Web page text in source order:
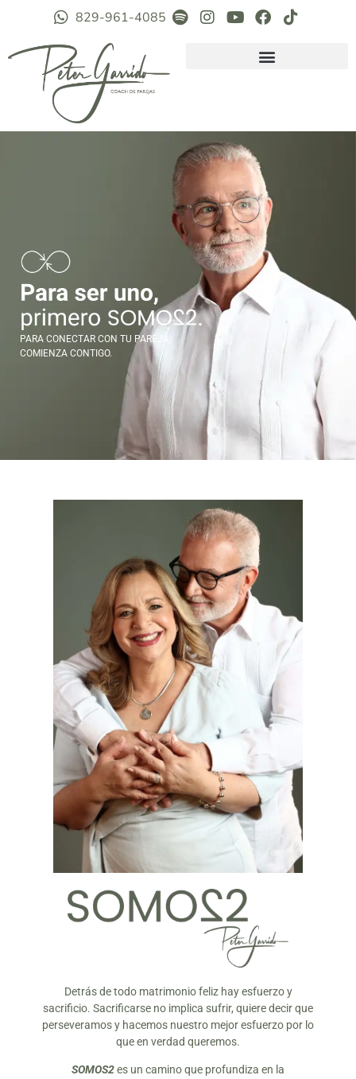
829-961-4085
PARA CONECTAR CON TU PAREJA,
COMIENZA CONTIGO.
Detrás de todo matrimonio feliz hay esfuerzo y
sacrificio. Sacrificarse no implica sufrir, quiere decir que
perseveramos y hacemos nuestro mejor esfuerzo por lo
que en verdad queremos.
SOMOS2es un camino que profundiza en la